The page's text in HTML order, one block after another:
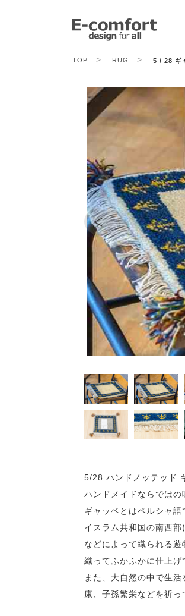
TOP > RUG > 5 / 28 ギ
<
5/28 ハンドノッテッド
ハンドメイドならではの
ギャッベとはペルシャ
イスラム共和国の南西
などによって織られる
織ってふかふかに仕上げ
また、大自然の中で生
康、子孫繁栄などを祈っ